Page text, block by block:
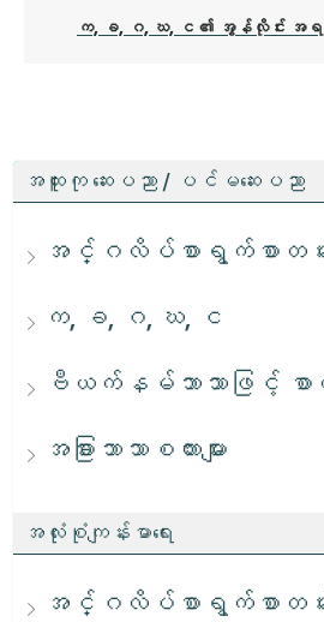
အထူးကု ဆေးပညာ / ပင်မဆေးပညာ
အင်္ဂလိပ်စာရွက်စာတမ်းမ
က, ခ, ဂ, ဃ, င
ဗီယက်နမ်ဘာသာဖြင့် စာတမ်
အခြားဘာသာစကားများ
အလုံးစုံကျန်းမာရေး
အင်္ဂလိပ်စာရွက်စာတမ်းမ
က, ခ, ဂ, ဃ, င ၏ အွန်လိုင်း အရင်း